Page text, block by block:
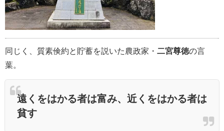
同じく、質素倹約と貯蓄を説いた農政家・ 二宮尊徳の言
葉。
遠くをはかる者は富み、近くをはかる者は
貧す